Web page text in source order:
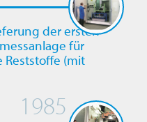
der ersten
für
Reststoffe (mit
1985